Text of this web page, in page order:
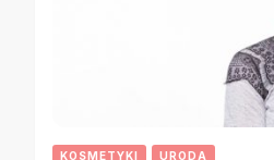
KOSMETYKI URODA